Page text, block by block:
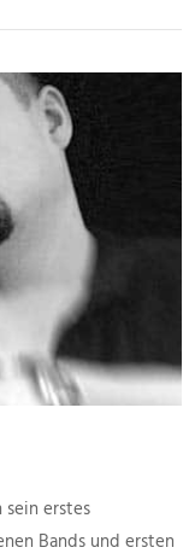
sein erstes
Bands und ersten